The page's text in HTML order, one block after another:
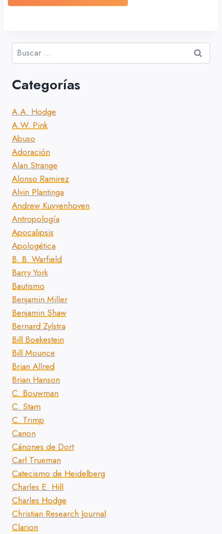
Buscar:
Categorías
A.A. Hodge
A.W. Pink
Abuso
Adoración
Alan Strange
Alonso Ramirez
Alvin Plantinga
Andrew Kuyvenhoven
Antropología
Apocalipsis
Apologética
B. B. Warfield
Barry York
Bautismo
Benjamin Miller
Benjamin Shaw
Bernard Zylstra
Bill Boekestein
Bill Mounce
Brian Allred
Brian Hanson
C. Bouwman
C. Stam
C. Trimp
Canon
Cánones de Dort
Carl Trueman
Catecismo de Heidelberg
Charles E. Hill
Charles Hodge
Christian Research Journal
Clarion